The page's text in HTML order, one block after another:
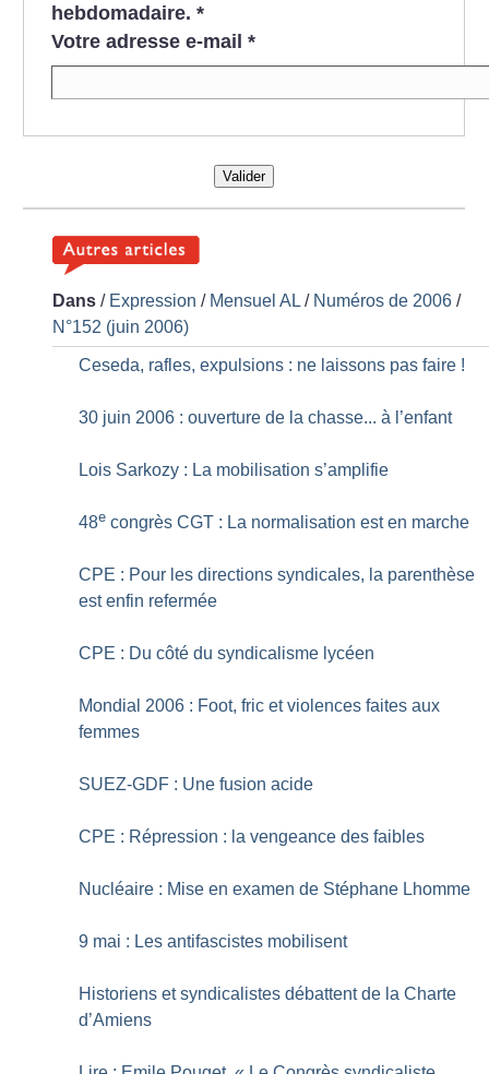
hebdomadaire. *
Votre adresse e-mail *
Valider
Dans / Expression / Mensuel AL / Numéros de 2006 /
N°152 (juin 2006)
Ceseda, rafles, expulsions : ne laissons pas faire !
30 juin 2006 : ouverture de la chasse... à l’enfant
Lois Sarkozy : La mobilisation s’amplifie
48e congrès CGT : La normalisation est en marche
CPE : Pour les directions syndicales, la parenthèse
est enfin refermée
CPE : Du côté du syndicalisme lycéen
Mondial 2006 : Foot, fric et violences faites aux
femmes
SUEZ-GDF : Une fusion acide
CPE : Répression : la vengeance des faibles
Nucléaire : Mise en examen de Stéphane Lhomme
9 mai : Les antifascistes mobilisent
Historiens et syndicalistes débattent de la Charte
d’Amiens